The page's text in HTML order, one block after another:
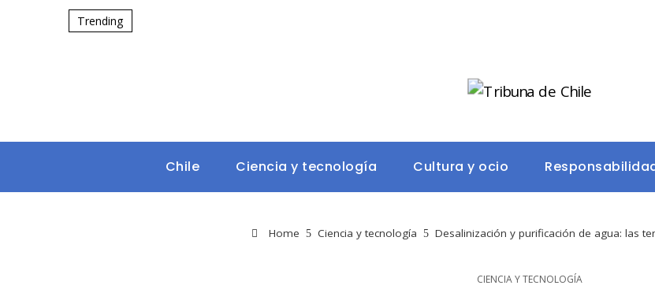
Trending
Chile Ciencia y tecnología Cultura y ocio
Home Ciencia y tecnología Desalinización y purificación de agua: las
CIENCIA Y TECNOLOGÍA